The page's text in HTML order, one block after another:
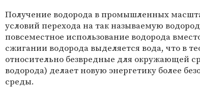
Получение водорода в промышленных
условий перехода на так называемую
повсеместное использование водорода
сжигании водорода выделяется вода, что в
относительно безвредные для окружающей
водорода) делает новую энергетику более
среды.